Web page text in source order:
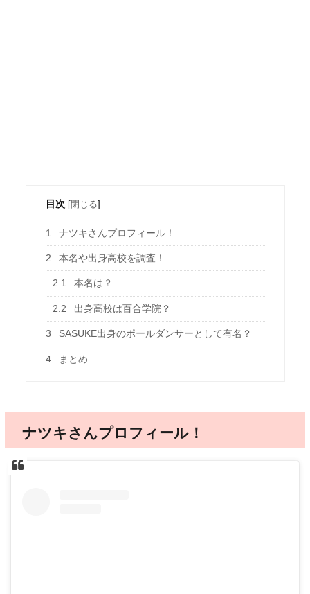
目次 [閉じる]
1 ナツキさんプロフィール！
2 本名や出身高校を調査！
2.1 本名は？
2.2 出身高校は百合学院？
3 SASUKE出身のポールダンサーとして有名？
4 まとめ
ナツキさんプロフィール！